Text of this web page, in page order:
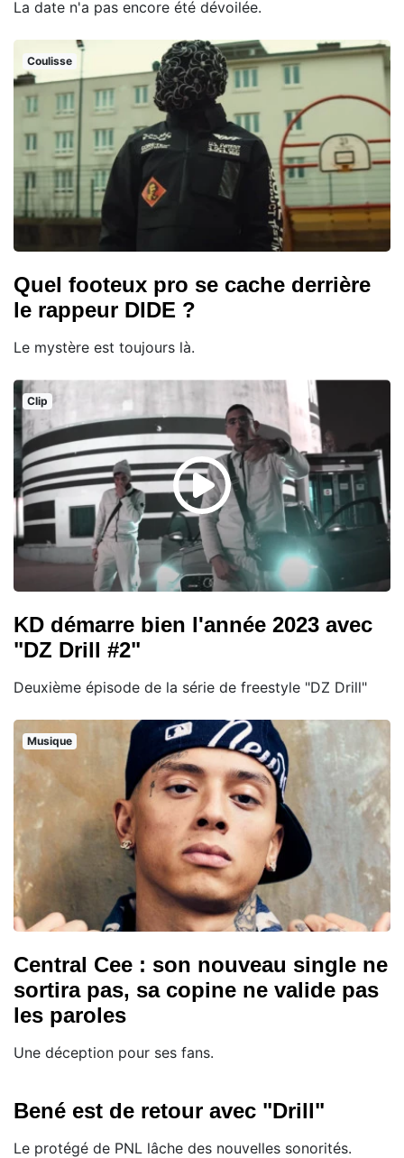
La date n'a pas encore été dévoilée.
Coulisse
Quel footeux pro se cache derrière
le rappeur DIDE ?
Le mystère est toujours là.
Clip
KD démarre bien l'année 2023 avec
"DZ Drill #2"
Deuxième épisode de la série de freestyle "DZ Drill"
Musique
Central Cee : son nouveau single ne
sortira pas, sa copine ne valide pas
les paroles
Une déception pour ses fans.
Bené est de retour avec "Drill"
Le protégé de PNL lâche des nouvelles sonorités.